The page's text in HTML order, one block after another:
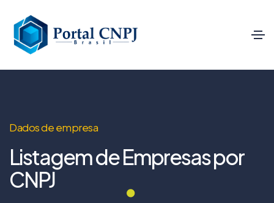
Dados de empresa
Listagem de Empresas por
CNPJ